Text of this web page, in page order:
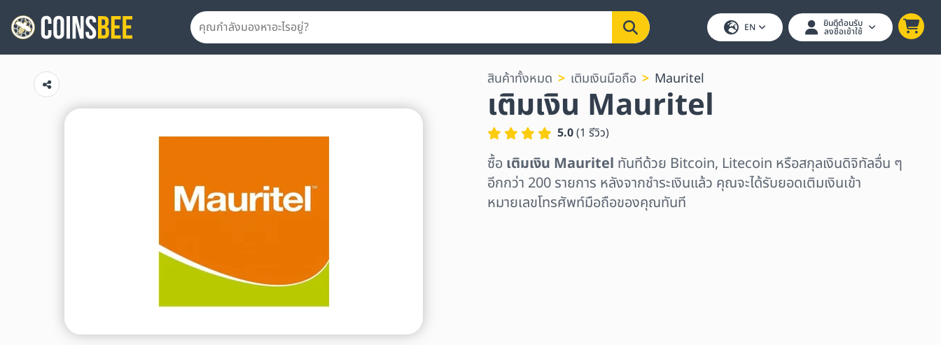
EN ยินดีต้อนรับ
ลงชื่อเข้าใช้
สินค้าทั้งหมด เติมเงินมือถือ Mauritel
เติมเงิน Mauritel
5.0(1 รีวิว)
ซื้อ เติมเงิน Mauritel ทันทีด้วย Bitcoin, Litecoin หรือสกุลเงินดิจิทัลอื่น ๆ
อีกกว่า 200 รายการ หลังจากชำระเงินแล้ว คุณจะได้รับยอดเติมเงินเข้า
หมายเลขโทรศัพท์มือถือของคุณทันที